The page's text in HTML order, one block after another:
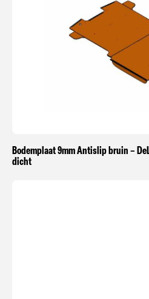
Bodemplaat 9mm Antislip bruin –
dicht